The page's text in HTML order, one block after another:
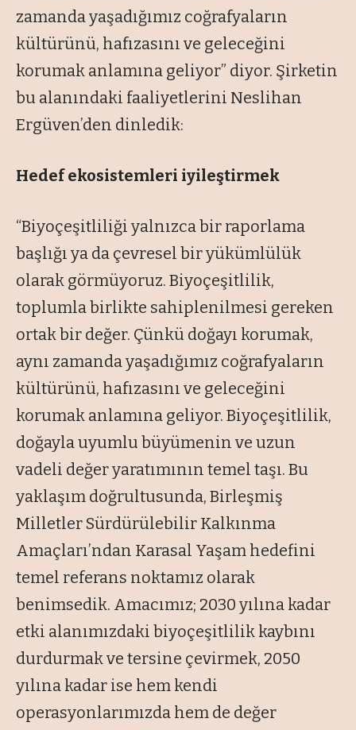
zamanda yaşadığımız coğrafyaların
kültürünü, hafızasını ve geleceğini
korumak anlamına geliyor” diyor. Şirketin
bu alanındaki faaliyetlerini Neslihan
Ergüven’den dinledik:
Hedef ekosistemleri iyileştirmek
“Biyoçeşitliliği yalnızca bir raporlama
başlığı ya da çevresel bir yükümlülük
olarak görmüyoruz. Biyoçeşitlilik,
toplumla birlikte sahiplenilmesi gereken
ortak bir değer. Çünkü doğayı korumak,
aynı zamanda yaşadığımız coğrafyaların
kültürünü, hafızasını ve geleceğini
korumak anlamına geliyor. Biyoçeşitlilik,
doğayla uyumlu büyümenin ve uzun
vadeli değer yaratımının temel taşı. Bu
yaklaşım doğrultusunda, Birleşmiş
Milletler Sürdürülebilir Kalkınma
Amaçları’ndan Karasal Yaşam hedefini
temel referans noktamız olarak
benimsedik. Amacımız; 2030 yılına kadar
etki alanımızdaki biyoçeşitlilik kaybını
durdurmak ve tersine çevirmek, 2050
yılına kadar ise hem kendi
operasyonlarımızda hem de değer